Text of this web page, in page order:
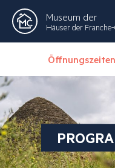
Museum der
Häuser der